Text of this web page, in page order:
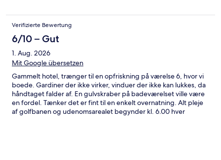
Verifizierte Bewertung
6/10 – Gut
1. Aug. 2026
Mit Google übersetzen
Gammelt hotel, trænger til en opfriskning på værelse 6, hvor vi
boede. Gardiner der ikke virker, vinduer der ikke kan lukkes, da
håndtaget falder af. En gulvskraber på badeværelset ville være
en fordel. Tænker det er fint til en enkelt overnatning. Alt pleje
af golfbanen og udenomsarealet begynder kl. 6.00 hver